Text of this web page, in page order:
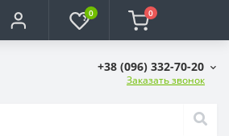
0 0
+38 (096) 332-70-20
Заказать звонок